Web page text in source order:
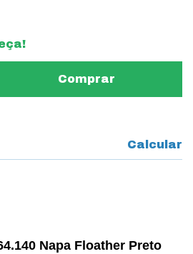
Calcular
Napa Floather Preto